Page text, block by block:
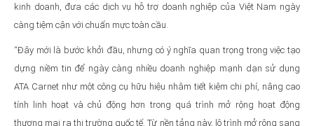
kinh doanh, đưa các dịch vụ hỗ trợ doanh nghiệp của Việt Nam ngày
càng tiệm cận với chuẩn mực toàn cầu.
“Đây mới là bước khởi đầu, nhưng có ý nghĩa quan trọng trong việc tạo
dựng niềm tin để ngày càng nhiều doanh nghiệp mạnh dạn sử dụng
ATA Carnet như một công cụ hữu hiệu nhằm tiết kiệm chi phí, nâng cao
tính linh hoạt và chủ động hơn trong quá trình mở rộng hoạt động
thương mại ra thị trường quốc tế. Từ nền tảng này, lộ trình mở rộng sang